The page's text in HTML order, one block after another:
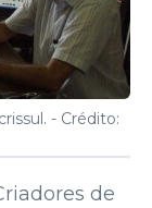
- Crédito:
de